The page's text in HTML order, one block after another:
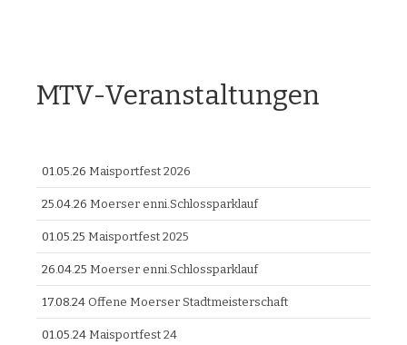
MTV-Veranstaltungen
01.05.26 Maisportfest 2026
25.04.26 Moerser enni.Schlossparklauf
01.05.25 Maisportfest 2025
26.04.25 Moerser enni.Schlossparklauf
17.08.24 Offene Moerser Stadtmeisterschaft
01.05.24 Maisportfest 24